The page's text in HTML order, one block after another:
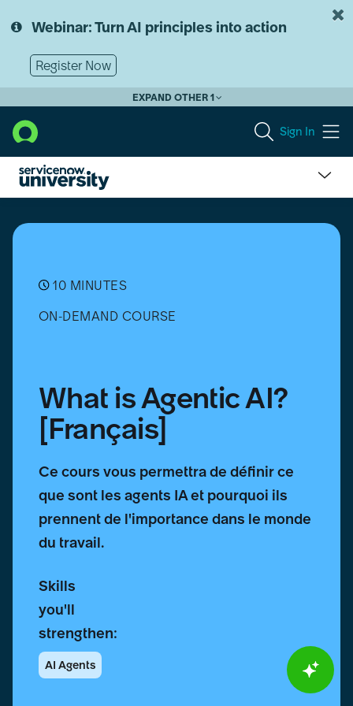
to
content
to
Webinar: Turn AI principles into action
Register Now
EXPAND OTHER 1
Sign In
Agentic
10 MINUTES
ON-DEMAND COURSE
What is Agentic AI?
[Français]
Ce cours vous permettra de définir ce
que sont les agents IA et pourquoi ils
prennent de l'importance dans le monde
du travail.
Skills
you'll
strengthen:
AI Agents